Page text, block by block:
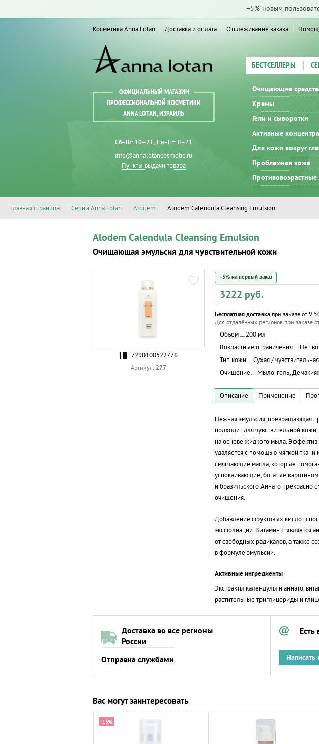
−5% новым
Косметика Anna Lotan Доставка и оплата Отслеживание заказа
ОФИЦИАЛЬНЫЙ МАГАЗИН
ПРОФЕССИОНАЛЬНОЙ КОСМЕТИКИ
ANNA LOTAN, ИЗРАИЛЬ
Пн–Пт: 8–21
Сб–Вс: 10–21
info@annalotancosmetic.ru
Пункты выдачи товара
БЕСТСЕЛЛЕРЫ
Очищающие
Кремы
Гели и сыворотки
Активные
Для кожи вокруг
Проблемная кожа
Главная страница Серии Anna Lotan Alodem Alodem Calendula Cleansing Emulsion
Alodem Calendula Cleansing Emulsion
Очищающая эмульсия для чувствительной кожи
7290100522776
Артикул: 277
−5% на первый заказ
3222 руб.
Бесплатная доставка при заказе от 9
Для отдалённых регионов при заказе
Объем
200 мл
Возрастные ограничения
Нет
Тип кожи
Сухая / чувствительная
Очищение
Мыло-гель,
Нежная эмульсия, превращающая
подходит для чувствительной
на основе жидкого мыла.
удаляется с помощью мягкой ткани
смягчающие масла, которые
успокаивающие, богатые
и бразильского Аннато прекрасно
очищения.
Добавление фруктовых кислот
эксфолиации. Витамин Е является
от свободных радикалов, а также
в формуле эмульсии.
Активные ингредиенты
Экстракты календулы и аннато,
растительные триглицериды и
Доставка во все регионы
России
Отправка службами
Есть
Написать
Вас могут заинтересовать
-15%